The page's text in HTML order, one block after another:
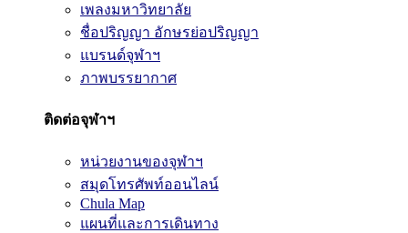
เพลงมหาวิทยาลัย
ชื่อปริญญา อักษรย่อปริญญา
แบรนด์จุฬาฯ
ภาพบรรยากาศ
ติดต่อจุฬาฯ
หน่วยงานของจุฬาฯ
สมุดโทรศัพท์ออนไลน์
Chula Map
แผนที่และการเดินทาง